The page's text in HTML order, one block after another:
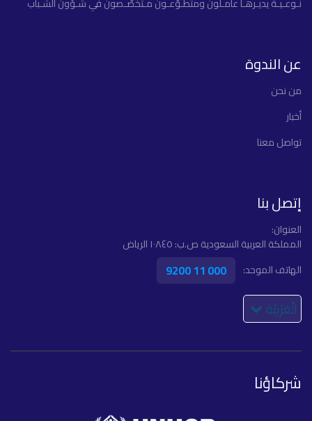
نـوعـيـة يديـرهـا عامـلون ومتطـوّعـون مـتخصّـصون في شـؤون الشـباب
عن الندوة
ﻣﻦ ﻧﺤﻦ
أخبار
تواصل معنا
إتصل بنا
العنوان:
المملكة العربية السعودية ص.ب: ١٠٨٤٥ الرياض
الهاتف الموحد:
9200 11 000
الْعَرَبيّة
شركاؤنا